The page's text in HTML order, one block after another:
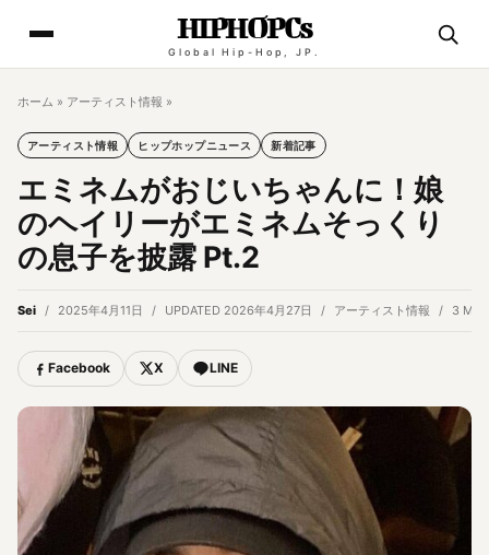
HIPHOPCs
Global Hip-Hop, JP.
ホーム » アーティスト情報 »
アーティスト情報 ヒップホップニュース 新着記事
エミネムがおじいちゃんに！娘
のヘイリーがエミネムそっくり
の息子を披露 Pt.2
Sei 2025年4月11日 UPDATED 2026年4月27日 アーティスト情報 3 MIN
Facebook X LINE